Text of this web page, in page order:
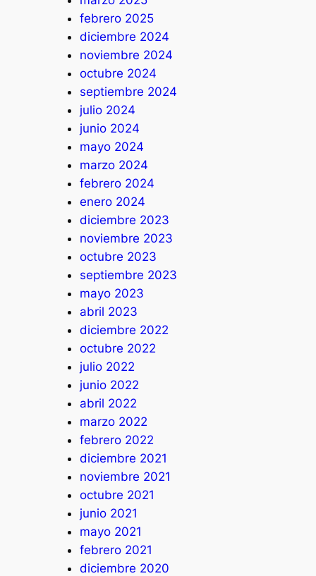
febrero 2025
diciembre 2024
noviembre 2024
octubre 2024
septiembre 2024
julio 2024
junio 2024
mayo 2024
marzo 2024
febrero 2024
enero 2024
diciembre 2023
noviembre 2023
octubre 2023
septiembre 2023
mayo 2023
abril 2023
diciembre 2022
octubre 2022
julio 2022
junio 2022
abril 2022
marzo 2022
febrero 2022
diciembre 2021
noviembre 2021
octubre 2021
junio 2021
mayo 2021
febrero 2021
diciembre 2020